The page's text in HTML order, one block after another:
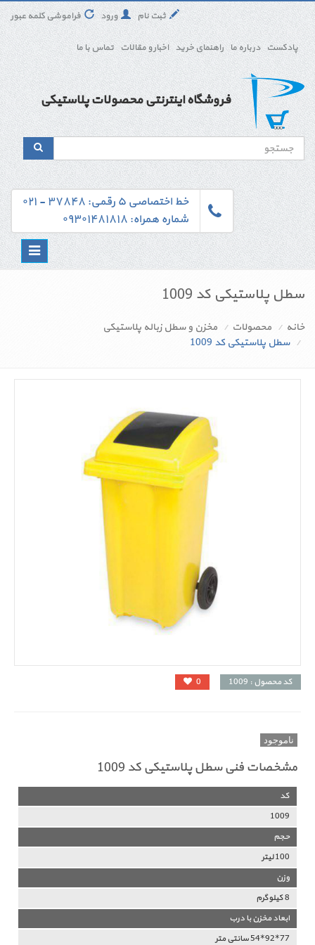
ثبت نام ورود فراموشی کلمه عبور
پادکست درباره ما راهنمای خرید اخبار و مقالات تماس با ما
فروشگاه اینترنتی محصولات پلاستیکی
خط اختصاصی ۵ رقمی: ۳۷۸۴۸ - ۰۲۱
شماره همراه: ۰۹۳۰۱۴۸۱۸۱۸
Toggle
سطل پلاستیکی کد 1009
خانه محصولات
مخزن و سطل زباله پلاستیکی
سطل پلاستیکی کد 1009
کد محصول : 1009 0
ناموجود
مشخصات فنی سطل پلاستیکی کد 1009
کد
1009
حجم
100 لیتر
وزن
8 کیلوگرم
ابعاد مخزن با درب
77*92*54 سانتی متر